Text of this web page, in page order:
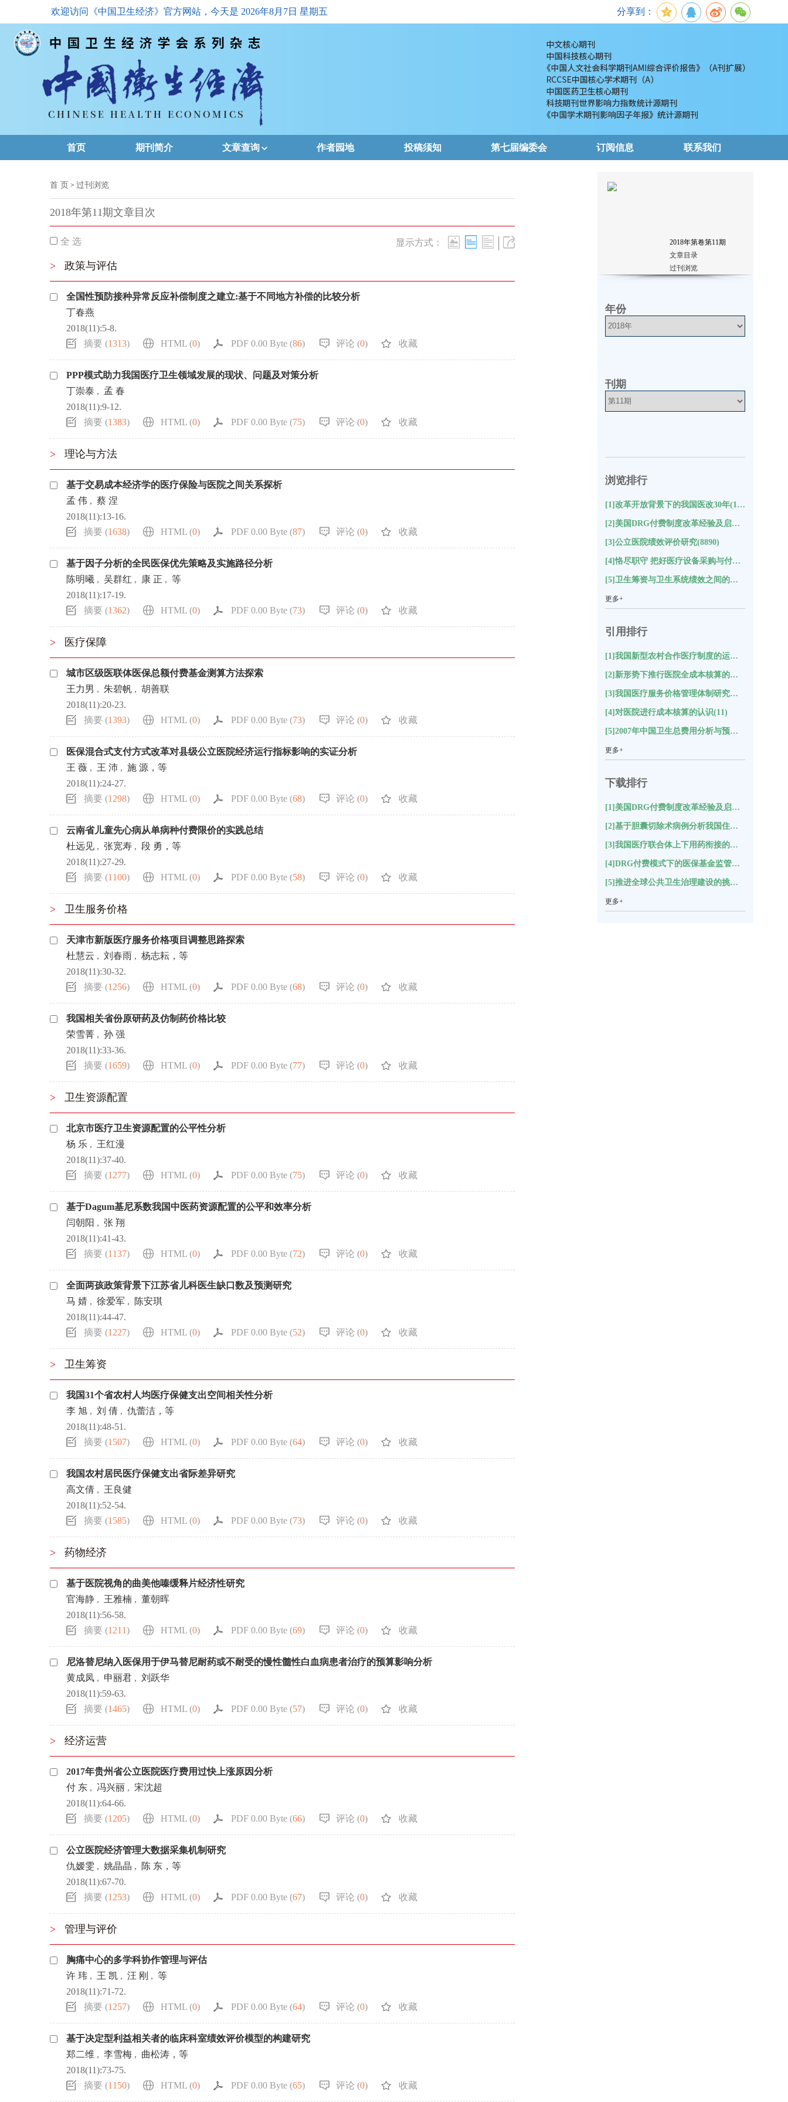
欢迎访问《中国卫生经济》官方网站，今天是 2026年8月7日 星期五 分享到：
首页 期刊简介 文章查询
高级查询
作者园地 投稿须知 第七届编委会 订阅信息 联系我们
首 页 > 过刊浏览
2018年第11期文章目次
全 选 显示方式： |
> 政策与评估
全国性预防接种异常反应补偿制度之建立:基于不同地方补偿的比较分析
丁春燕
2018(11):5-8.
摘要 (1313) HTML (0) PDF 0.00 Byte (86) 评论 (0) 收藏
PPP模式助力我国医疗卫生领域发展的现状、问题及对策分析
丁崇泰 , 孟 春
2018(11):9-12.
摘要 (1383) HTML (0) PDF 0.00 Byte (75) 评论 (0) 收藏
> 理论与方法
基于交易成本经济学的医疗保险与医院之间关系探析
孟 伟 , 蔡 涅
2018(11):13-16.
摘要 (1638) HTML (0) PDF 0.00 Byte (87) 评论 (0) 收藏
基于因子分析的全民医保优先策略及实施路径分析
陈明曦 , 吴群红 , 康 正 , 等
2018(11):17-19.
摘要 (1362) HTML (0) PDF 0.00 Byte (73) 评论 (0) 收藏
> 医疗保障
城市区级医联体医保总额付费基金测算方法探索
王力男 , 朱碧帆 , 胡善联
2018(11):20-23.
摘要 (1393) HTML (0) PDF 0.00 Byte (73) 评论 (0) 收藏
医保混合式支付方式改革对县级公立医院经济运行指标影响的实证分析
王 薇 , 王 沛 , 施 源，等
2018(11):24-27.
摘要 (1298) HTML (0) PDF 0.00 Byte (68) 评论 (0) 收藏
云南省儿童先心病从单病种付费限价的实践总结
杜远见 , 张宽寿 , 段 勇，等
2018(11):27-29.
摘要 (1100) HTML (0) PDF 0.00 Byte (58) 评论 (0) 收藏
> 卫生服务价格
天津市新版医疗服务价格项目调整思路探索
杜慧云 , 刘春雨 , 杨志耘，等
2018(11):30-32.
摘要 (1256) HTML (0) PDF 0.00 Byte (68) 评论 (0) 收藏
我国相关省份原研药及仿制药价格比较
荣雪菁 , 孙 强
2018(11):33-36.
摘要 (1659) HTML (0) PDF 0.00 Byte (77) 评论 (0) 收藏
> 卫生资源配置
北京市医疗卫生资源配置的公平性分析
杨 乐 , 王红漫
2018(11):37-40.
摘要 (1277) HTML (0) PDF 0.00 Byte (75) 评论 (0) 收藏
基于Dagum基尼系数我国中医药资源配置的公平和效率分析
闫朝阳 , 张 翔
2018(11):41-43.
摘要 (1137) HTML (0) PDF 0.00 Byte (72) 评论 (0) 收藏
全面两孩政策背景下江苏省儿科医生缺口数及预测研究
马 婧 , 徐爱军 ,
陈安琪
2018(11):44-47.
摘要 (1227) HTML (0) PDF 0.00 Byte (52) 评论 (0) 收藏
> 卫生筹资
我国31个省农村人均医疗保健支出空间相关性分析
李 旭 , 刘 倩 , 仇蕾洁，等
2018(11):48-51.
摘要 (1507) HTML (0) PDF 0.00 Byte (64) 评论 (0) 收藏
我国农村居民医疗保健支出省际差异研究
高文倩 , 王良健
2018(11):52-54.
摘要 (1585) HTML (0) PDF 0.00 Byte (73) 评论 (0) 收藏
> 药物经济
基于医院视角的曲美他嗪缓释片经济性研究
官海静 , 王雅楠 , 董朝晖
2018(11):56-58.
摘要 (1211) HTML (0) PDF 0.00 Byte (69) 评论 (0) 收藏
尼洛替尼纳入医保用于伊马替尼耐药或不耐受的慢性髓性白血病患者治疗的预算影响分析
黄成凤 , 申丽君 , 刘跃华
2018(11):59-63.
摘要 (1465) HTML (0) PDF 0.00 Byte (57) 评论 (0) 收藏
> 经济运营
2017年贵州省公立医院医疗费用过快上涨原因分析
付 东 , 冯兴丽 , 宋沈超
2018(11):64-66.
摘要 (1205) HTML (0) PDF 0.00 Byte (66) 评论 (0) 收藏
公立医院经济管理大数据采集机制研究
仇嫒雯 , 姚晶晶 ,
陈 东，等
2018(11):67-70.
摘要 (1253) HTML (0) PDF 0.00 Byte (67) 评论 (0) 收藏
> 管理与评价
胸痛中心的多学科协作管理与评估
许 玮 , 王 凯 , 汪 刚 , 等
2018(11):71-72.
摘要 (1257) HTML (0) PDF 0.00 Byte (64) 评论 (0) 收藏
基于决定型利益相关者的临床科室绩效评价模型的构建研究
郑二维 , 李雪梅 , 曲松涛，等
2018(11):73-75.
摘要 (1150) HTML (0) PDF 0.00 Byte (65) 评论 (0) 收藏
2018年第卷第11期
文章目录
过刊浏览
年份
刊期
浏览排行
[1]改革开放背景下的我国医改30年(10219)
[2]美国DRG付费制度改革经验及启示(9431)
[3]公立医院绩效评价研究(8890)
[4]恪尽职守 把好医疗设备采购与付款关(8652)
[5]卫生筹资与卫生系统绩效之间的关系及对中国的启示研究(8589)
更多+
引用排行
[1]我国新型农村合作医疗制度的运行状况与评价分析(18)
[2]新形势下推行医院全成本核算的思考(17)
[3]我国医疗服务价格管理体制研究综述(12)
[4]对医院进行成本核算的认识(11)
[5]2007年中国卫生总费用分析与预测(11)
更多+
下载排行
[1]美国DRG付费制度改革经验及启示(17427)
[2]基于胆囊切除术病例分析我国住院结构变化(11147)
[3]我国医疗联合体上下用药衔接的困境分析及对策建议*(5505)
[4]DRG付费模式下的医保基金监管指标体系构建(5307)
[5]推进全球公共卫生治理建设的挑战与思考(5231)
更多+